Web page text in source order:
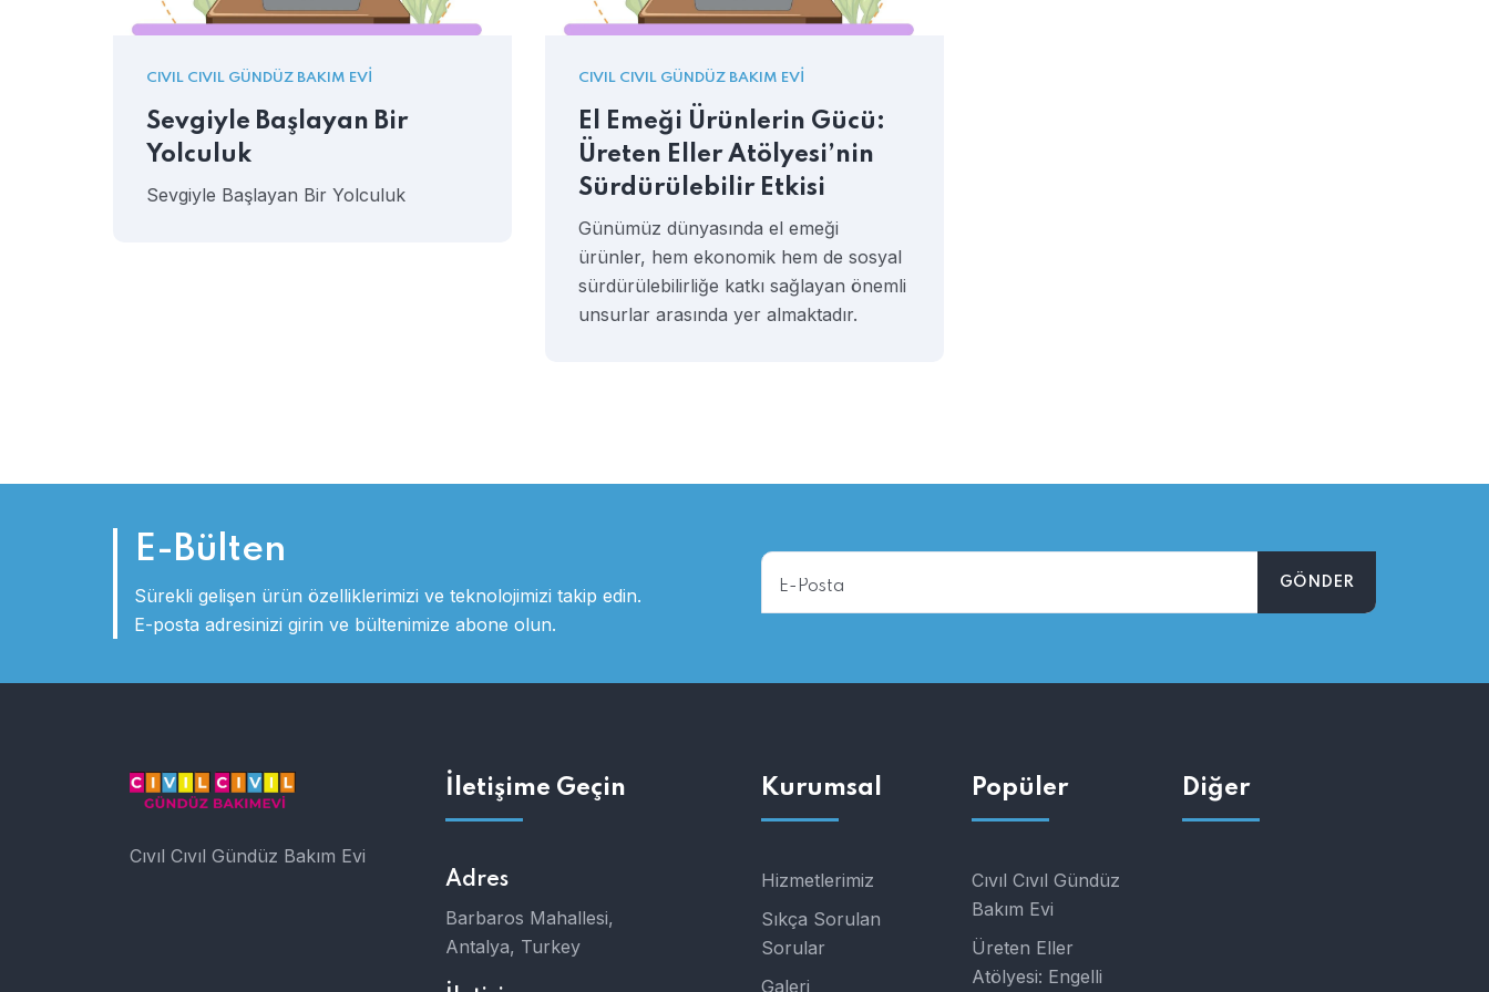
CIVIL CIVIL GÜNDÜZ BAKIM EVI
Sevgiyle Başlayan Bir
Yolculuk
Sevgiyle Başlayan Bir Yolculuk
CIVIL CIVIL GÜNDÜZ BAKIM EVI
El Emeği Ürünlerin Gücü:
Üreten Eller Atölyesi’nin
Sürdürülebilir Etkisi
Günümüz dünyasında el emeği
ürünler, hem ekonomik hem de sosyal
sürdürülebilirliğe katkı sağlayan önemli
unsurlar arasında yer almaktadır.
E-Bülten
Sürekli gelişen ürün özelliklerimizi ve teknolojimizi takip edin.
E-posta adresinizi girin ve bültenimize abone olun.
Cıvıl Cıvıl Gündüz Bakım Evi
İletişime Geçin
Adres
Barbaros Mahallesi,
Antalya, Turkey
Kurumsal
Hizmetlerimiz
Sıkça Sorulan
Sorular
Galeri
Popüler
Cıvıl Cıvıl Gündüz
Bakım Evi
Üreten Eller
Atölyesi: Engelli
Diğer